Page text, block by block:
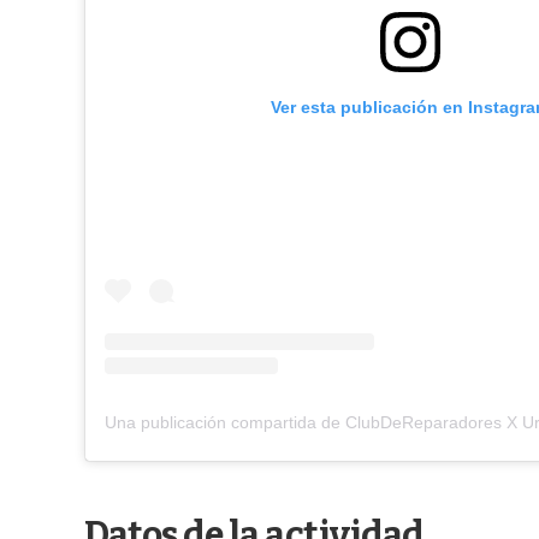
Ver esta publicación en